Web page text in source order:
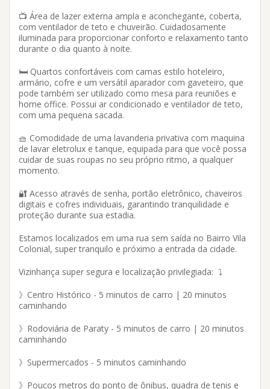
📺 Área de lazer externa ampla e aconchegante, coberta,
com ventilador de teto e chuveirão. Cuidadosamente
iluminada para proporcionar conforto e relaxamento tanto
durante o dia quanto à noite.
🛏️ Quartos confortáveis com camas estilo hoteleiro,
armário, cofre e um versátil aparador com gaveteiro, que
pode também ser utilizado como mesa para reuniões e
home office. Possui ar condicionado e ventilador de teto,
com uma pequena sacada.
🧺 Comodidade de uma lavanderia privativa com maquina
de lavar eletrolux e tanque, equipada para que você possa
cuidar de suas roupas no seu próprio ritmo, a qualquer
momento.
🔐 Acesso através de senha, portão eletrônico, chaveiros
digitais e cofres individuais, garantindo tranquilidade e
proteção durante sua estadia.
Estamos localizados em uma rua sem saída no Bairro Vila
Colonial, super tranquilo e próximo a entrada da cidade.
Vizinhança super segura e localização privilegiada: ⤵️
》Centro Histórico - 5 minutos de carro | 20 minutos
caminhando
》Rodoviária de Paraty - 5 minutos de carro | 20 minutos
caminhando
》Supermercados - 5 minutos caminhando
》Poucos metros do ponto de ônibus, quadra de tenis e